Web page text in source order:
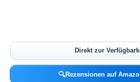
Direkt zur
🔍Rezensionen auf